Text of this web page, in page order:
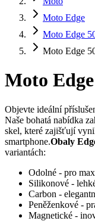
Moto Edge
Moto Edge
Moto Edge
Moto
Objevte ideální
Naše bohatá nabídka
skel, které zajišťují
smartphone.Obaly
variantách:
Odolné - pro
Silikonové -
Carbon -
Peněženkové -
Magnetické -